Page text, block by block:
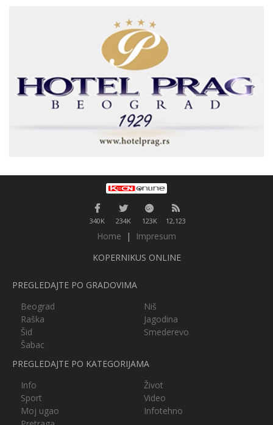
340K 234K 123K 12,123
Home |
Impresum
KOPERNIKUS ONLINE
PREGLEDAJTE PO GRADOVIMA
Beograd
Niš
Raška
Jagodina
Šid
Smederevo
Šabac
PREGLEDAJTE PO KATEGORIJAMA
Info
Život
Sport
Video
Moj ugao
Infotehno